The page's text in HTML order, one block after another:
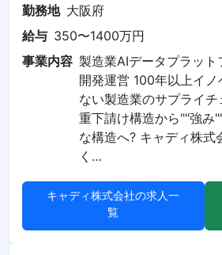
勤務地 大阪府
給与 350〜1400万円
事業内容 製造業AIデータプラッ
開発運営 100年以上イ
ない製造業のサプライ
重下請け構造から""強み
な構造へ? キャディ株式
く…
キャディ株式会社の求人一
覧